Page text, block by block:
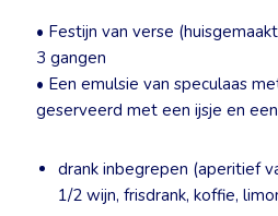
• Festijn van verse
3 gangen
• Een emulsie van speculaas
geserveerd met een ijsje en
drank inbegrepen (aperitief
1/2 wijn, frisdrank, koffie,